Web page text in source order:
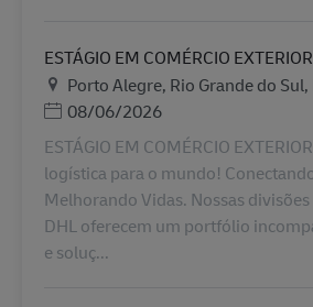
ESTÁGIO EM COMÉRCIO EXTERIOR
Местоположение
Porto Alegre, Rio Grande do
Дата публикации
08/06/2026
ESTÁGIO EM COMÉRCIO
logística para o mundo!
Melhorando Vidas. Nossas
DHL oferecem um portfólio
e soluç...